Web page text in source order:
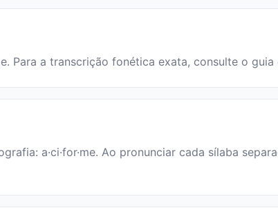
Para a transcrição fonética exata, consulte o
a·ci·for·me. Ao pronunciar cada sílaba